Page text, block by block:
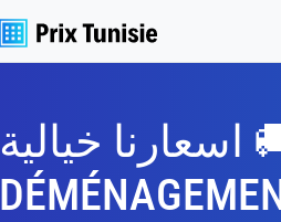
اسعارنا خيالية 🚚TRANSPORTEUR🚛 Prix Raisonnable télé 97472 416